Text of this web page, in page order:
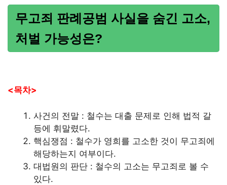
무고죄 판례공범 사실을 숨긴 고소,
처벌 가능성은?
<목차>
사건의 전말 : 철수는 대출 문제로 인해 법적 갈
등에 휘말렸다.
핵심쟁점 : 철수가 영희를 고소한 것이 무고죄에
해당하는지 여부이다.
대법원의 판단 : 철수의 고소는 무고죄로 볼 수
있다.